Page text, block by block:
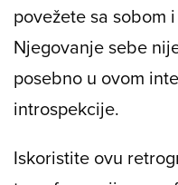
povežete sa sobom
Njegovanje sebe
posebno u ovom
introspekcije.
Iskoristite ovu